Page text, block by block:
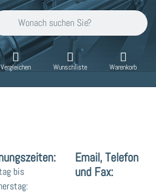
Sie einen Suchbegriff ein. Während
Vergleichen Wunschliste Warenkorb
bis
Email, Telefon
und Fax: